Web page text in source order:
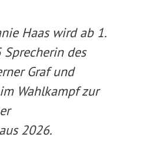
Haaswird ab 1.
des
Graf und
im Wahlkampf zur
2026.